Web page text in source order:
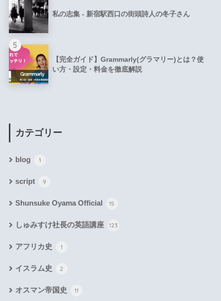
私の志集 - 新宿駅西口の街頭詩人の冬子さん
5
【完全ガイド】Grammarly(グラマリー)とは？使
い方・設定・料金を徹底解説
カテゴリー
blog 1
script 9
Shunsuke Oyama Official 15
しゅみすけ社長の英語講座 123
アフリカ史 1
イスラム史 2
オスマン帝国史 11